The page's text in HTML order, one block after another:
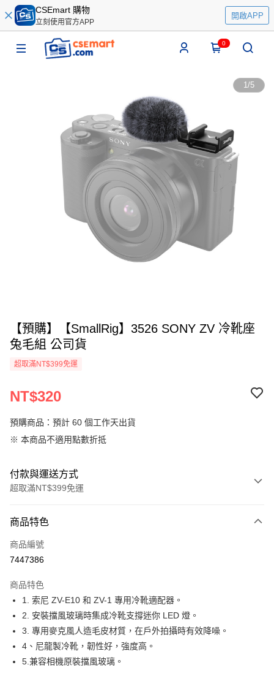
CSEmart 購物
立刻使用官方APP
開啟APP
0
1/5
【預購】【SmallRig】3526 SONY ZV 冷靴座
兔毛組 公司貨
超取滿NT$399免運
NT$320
預購商品：預計 60 個工作天出貨
※ 本商品不適用點數折抵
付款與運送方式
超取滿NT$399免運
信用卡一次付款
信用卡分期付款
合作金庫商業銀行
華南商業銀行
彰化商業銀行
上海商業儲蓄銀行
台北富邦商業銀行
國泰世華商業銀行
兆豐國際商業銀行
臺灣中小企業銀行
匯豐（台灣）商業銀行
聯邦商業銀行
6 期 0 利率 每期
華南商業銀行
彰化商業銀行
上海商業儲蓄銀行
台北富邦商業銀行
國泰世華商業銀行
兆豐國際商業銀行
臺灣中小企業銀行
12 期 0 利率 每期 NT$26
合作金庫商業銀行
第一商業銀行
上海商業儲蓄銀行
國泰世華商業銀行
超商取貨付款
LINE Pay
商品特色
商品編號
7447386
商品特色
1. 索尼 ZV-E10 和 ZV-1 專用冷靴適配器。
2. 安裝擋風玻璃時集成冷靴支撐迷你 LED 燈。
3. 專用麥克風人造毛皮材質，在戶外拍攝時有效降噪。
4、尼龍製冷靴，韌性好，強度高。
5.兼容相機原裝擋風玻璃。